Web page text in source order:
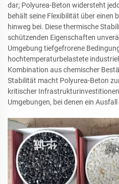
dar; Polyurea-Beton widersteht
behält seine Flexibilität über einen
hinweg bei. Diese thermische
schützenden Eigenschaften
Umgebung tiefgefrorene
hochtemperaturbelastete
Kombination aus chemischer
Stabilität macht Polyurea-Beton
kritischer
Umgebungen, bei denen ein